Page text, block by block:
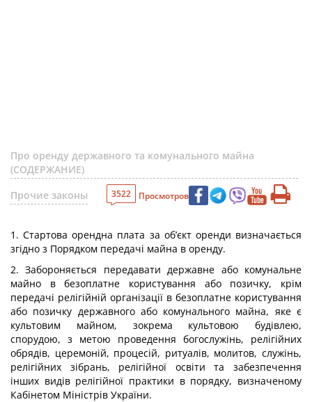
Про оренду державного та комунального майна
(СОДЕРЖАНИЕ)
Прочие законы
3522 Просмотров
1. Стартова орендна плата за об’єкт оренди визначається
згідно з Порядком передачі майна в оренду.
2. Забороняється передавати державне або комунальне
майно в безоплатне користування або позичку, крім
передачі релігійній організації в безоплатне користування
або позичку державного або комунального майна, яке є
культовим майном, зокрема культовою будівлею,
спорудою, з метою проведення богослужінь, релігійних
обрядів, церемоній, процесій, ритуалів, молитов, служінь,
релігійних зібрань, релігійної освіти та забезпечення
інших видів релігійної практики в порядку, визначеному
Кабінетом Міністрів України.